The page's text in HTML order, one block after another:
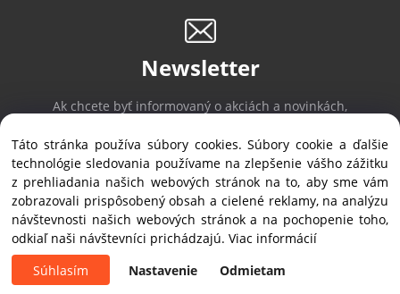
Newsletter
Ak chcete byť informovaný o akciách a novinkách,
Prihlásiť sa/ Odhlásiť sa
Copyright © 2019 ALVEX, spol.s r.o., All rights reserved | Štefánikova 35, SK-900
28 Ivanka pri Dunaji
Táto stránka používa súbory cookies. Súbory cookie a ďalšie
technológie sledovania používame na zlepšenie vášho zážitku
z prehliadania našich webových stránok na to, aby sme vám
zobrazovali prispôsobený obsah a cielené reklamy, na analýzu
návštevnosti našich webových stránok a na pochopenie toho,
odkiaľ naši návštevníci prichádzajú. Viac informácií
Súhlasím
Nastavenie Odmietam